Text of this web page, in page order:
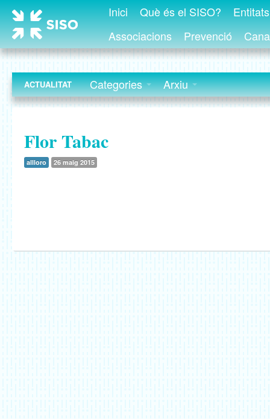
Inici Què és el SISO?
Associacions
Prevenció
ACTUALITAT Categories Arxiu
Flor Tabac
allloro 26 maig 2015